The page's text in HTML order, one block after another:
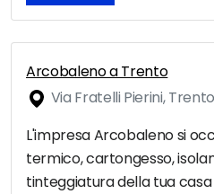
Arcobaleno a Trento
Via Fratelli Pierini, Trento
L'impresa Arcobaleno si
termico, cartongesso,
tinteggiatura della tua